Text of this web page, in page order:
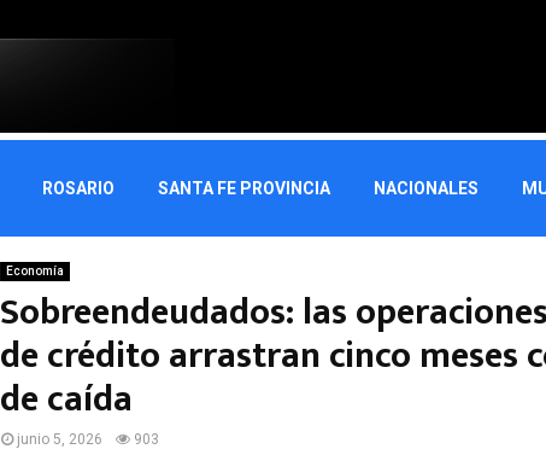
ROSARIO SANTA FE PROVINCIA NACIONALES
Economía
Sobreendeudados: las
de crédito arrastran cinco meses
de caída
junio 5, 2026 903